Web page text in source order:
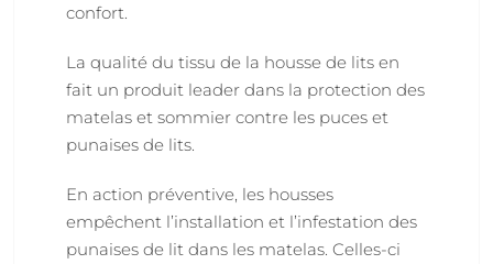
confort.
La qualité du tissu de la housse de lits en
fait un produit leader dans la protection des
matelas et sommier contre les puces et
punaises de lits.
En action préventive, les housses
empêchent l’installation et l’infestation des
punaises de lit dans les matelas. Celles-ci